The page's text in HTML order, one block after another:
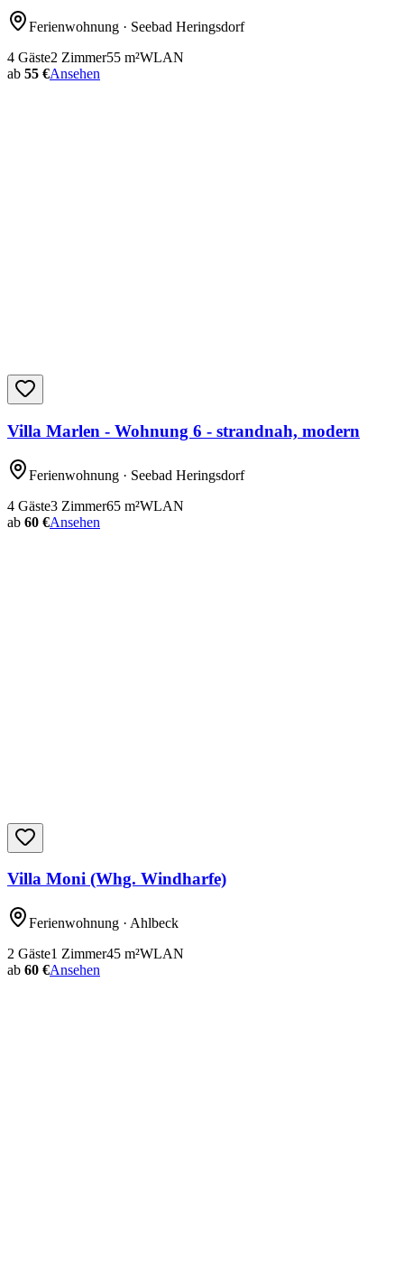
Ferienwohnung · Seebad Heringsdorf
4 Gäste2 Zimmer55 m²WLAN
ab 55 €Ansehen
Villa Marlen - Wohnung 6 - strandnah, modern
Ferienwohnung · Seebad Heringsdorf
4 Gäste3 Zimmer65 m²WLAN
ab 60 €Ansehen
Villa Moni (Whg. Windharfe)
Ferienwohnung · Ahlbeck
2 Gäste1 Zimmer45 m²WLAN
ab 60 €Ansehen